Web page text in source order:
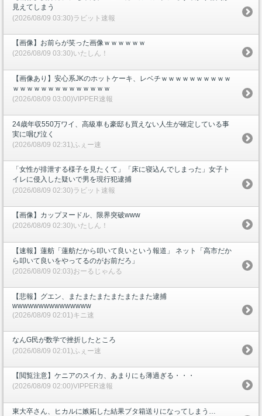
見えてしまう
(2026/08/09 03:30)ラビット速報
【画像】お前らが笑った画像ｗｗｗｗｗｗ
(2026/08/09 03:30)いたしん！
【画像あり】安心系JKのホットケーキ、レベチｗｗｗｗｗｗｗｗｗｗ
ｗｗｗｗｗｗｗｗｗｗｗｗｗｗ
(2026/08/09 03:00)VIPPER速報
24歳年収550万ワイ、高級車も豪邸も買えない人生が確定している事
実に咽び泣く
(2026/08/09 02:31)ふぇー速
「女性が排泄する様子を見たくて」「床に寝込んでしまった」女子ト
イレに侵入した疑いで男を現行犯逮捕
(2026/08/09 02:30)ラビット速報
【画像】カップヌードル、限界突破www
(2026/08/09 02:30)いたしん！
【速報】蓮舫「蓮舫だから叩いて良いという報道」 ネット「高市だか
ら叩いて良いをやってるのがお前だろ」
(2026/08/09 02:03)おーるじゃんる
【悲報】グエン、またまたまたまたまたまた逮捕
wwwwwwwwwwwwwww
(2026/08/09 02:01)キニ速
なんG民が数学で挫折したところ
(2026/08/09 02:01)ふぇー速
【閲覧注意】ケニアのスイカ、あまりにも薄過ぎる・・・
(2026/08/09 02:00)VIPPER速報
東大卒さん、ヒカルに嫉妬した結果ブタ箱送りになってしまう…